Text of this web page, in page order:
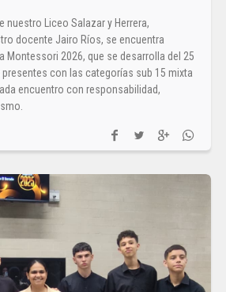
nuestro Liceo Salazar y Herrera,
docente Jairo Ríos, se encuentra
Montessori 2026, que se desarrolla del 25
presentes con las categorías sub 15 mixta
encuentro con responsabilidad,